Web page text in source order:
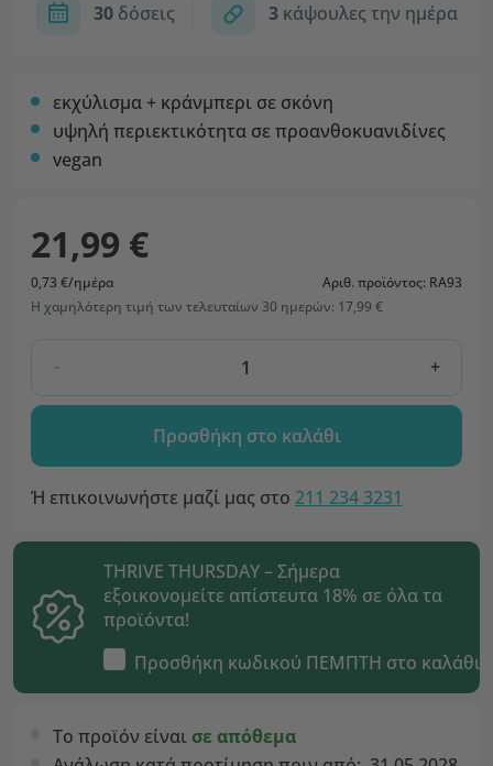
30δόσεις 3κάψουλες την ημέρα
εκχύλισμα + κράνμπερι σε σκόνη
υψηλή περιεκτικότητα σε προανθοκυανιδίνες
vegan
21,99 €
0,73 €/ημέρα
Αριθ. προϊόντος: RA93
Η χαμηλότερη τιμή των τελευταίων 30 ημερών: 17,99 €
- +
Προσθήκη στο καλάθι
Ή επικοινωνήστε μαζί μας στο 211 234 3231
THRIVE THURSDAY – Σήμερα
εξοικονομείτε απίστευτα 18% σε όλα τα
προϊόντα!
Προσθήκη κωδικού ΠΕΜΠΤΗ στο καλάθι
Το προϊόν είναι σε απόθεμα